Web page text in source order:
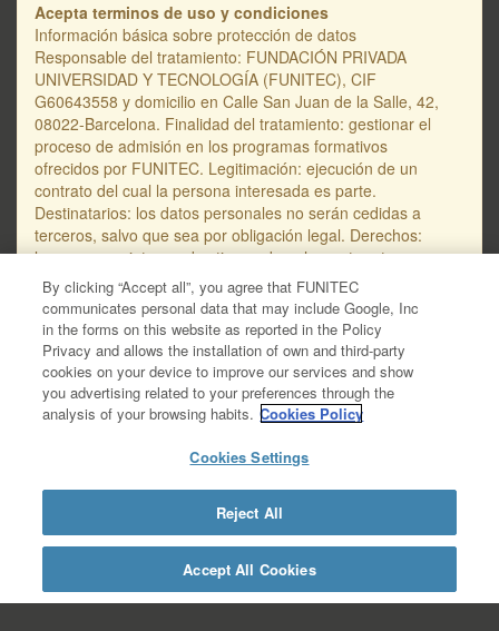
Acepta terminos de uso y condiciones
Información básica sobre protección de datos
Responsable del tratamiento: FUNDACIÓN PRIVADA
UNIVERSIDAD Y TECNOLOGÍA (FUNITEC), CIF
G60643558 y domicilio en Calle San Juan de la Salle, 42,
08022-Barcelona. Finalidad del tratamiento: gestionar el
proceso de admisión en los programas formativos
ofrecidos por FUNITEC. Legitimación: ejecución de un
contrato del cual la persona interesada es parte.
Destinatarios: los datos personales no serán cedidas a
terceros, salvo que sea por obligación legal. Derechos:
las personas interesadas tienen derecho, entre otros, a
solicitar el acceso, supresión o rectificación de sus datos
personales, así como a oponerse a su tratamiento. La
dirección de correo electrónico para dirigir solicitudes en
referencia a la protección de los datos personales es
protecciodades@salle.url.edu. Encontraréis información
adicional y detallada sobre protección de datos en la
Política de Privacidad de Datos – RGPD, disponible en
salle/informacio-legal/documentacio-complementaria-
academica/informacio-detallada-gestio-academica.
https://www.salleurl.edu/es/la-salle/informacion-
legal/documentacion-complementaria-politica-
privacidad/informacion-basica-gestion-
academica/informacion-detallada-gestion-academica
By clicking “Accept all”, you agree that FUNITEC
communicates personal data that may include Google, Inc
in the forms on this website as reported in the Policy
Privacy and allows the installation of own and third-party
cookies on your device to improve our services and show
you advertising related to your preferences through the
analysis of your browsing habits. Cookies Policy
Cookies Settings
Reject All
Accept All Cookies